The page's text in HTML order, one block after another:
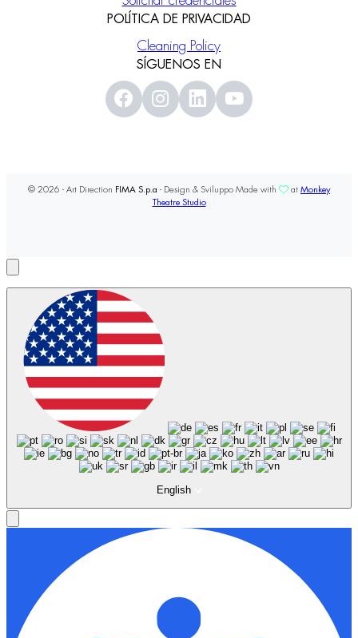
POLÍTICA DE PRIVACIDAD
Cleaning Policy
SÍGUENOS EN
© 2026 - Art Direction FIMA S.p.a - Design & Sviluppo Made with at Monkey
Theatre Studio
English